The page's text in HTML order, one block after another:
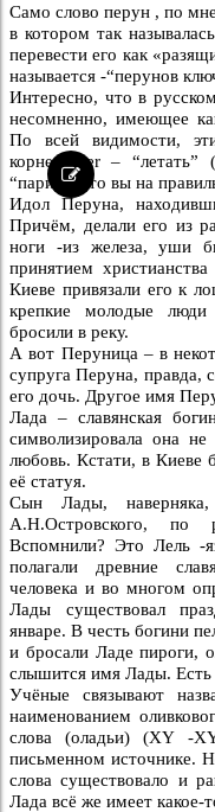
Само слово перун , по
в котором так
перевести его как
называется -“перунов
Интересно, что в
несомненно, имеющее
По всей видимости,
корнем per – “летать”
“парить”, то вы на
Идол Перуна,
Причём, делали его из
ноги -из железа, уши
принятием
Киеве привязали его к
крепкие молодые люди
бросили в реку.
А вот Перуница – в
супруга Перуна, правда,
его дочь. Другое имя
Лада – славянская
символизировала она
любовь. Кстати, в Киеве
её статуя.
Сын Лады,
А.Н.Островского, по
Вспомнили? Это Лель -
полагали древние
человека и во многом
Лады существовал
январе. В честь богини
и бросали Ладе пироги,
слышится имя Лады. Есть
Учёные связывают
наименованием
слова (оладьи) (XY -
письменном источнике.
слова существовало и
Лада всё же имеет какое-